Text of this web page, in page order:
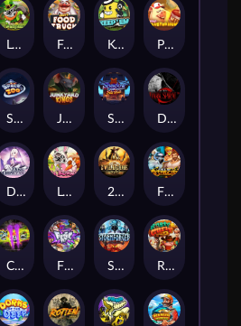
Le Prechaun Fred's Food Truck Keep 'em Piggy Cluster Hunt
Space Zoo Junkyard Kings Shadow Strike Dark Spiral
Dusk Princess Le Bunny 2 Wild 2 Die Fist Of Destruction
Chaos Crew 2 Fighter Pit Stormforged Rusty & Curly